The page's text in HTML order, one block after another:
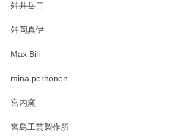
おかけしました。 ありがとうございます。
舛井岳二
舛岡真伊
Max Bill
mina perhonen
宮内窯
宮島工芸製作所